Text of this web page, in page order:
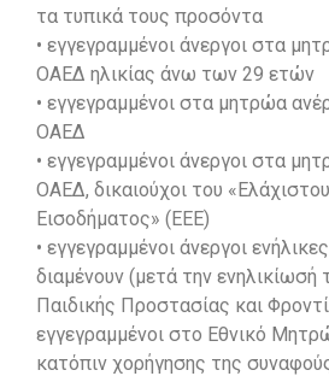
τα τυπικά τους προσόντα
• εγγεγραμμένοι άνεργοι στα
ΟΑΕΔ ηλικίας άνω των 29 ετών
• εγγεγραμμένοι στα μητρώα
ΟΑΕΔ
• εγγεγραμμένοι άνεργοι στα
ΟΑΕΔ, δικαιούχοι του
Εισοδήματος» (ΕΕΕ)
• εγγεγραμμένοι άνεργοι
διαμένουν (μετά την
Παιδικής Προστασίας και
εγγεγραμμένοι στο Εθνικό
κατόπιν χορήγησης της